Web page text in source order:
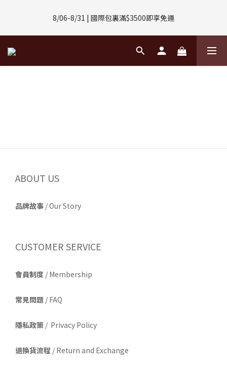
(數量有限售完不補)
8/06-8/31 | 國際包裏滿$3500即享免運
8/08-8/10 | 全館任選3件 贈 $188購物金
ABOUT US
品牌故事 /Our Story
CUSTOMER SERVICE
會員制度 / Membership
常見問題 / FAQ
隱私政策 / Privacy Policy
退換貨流程 / Return and Exchange